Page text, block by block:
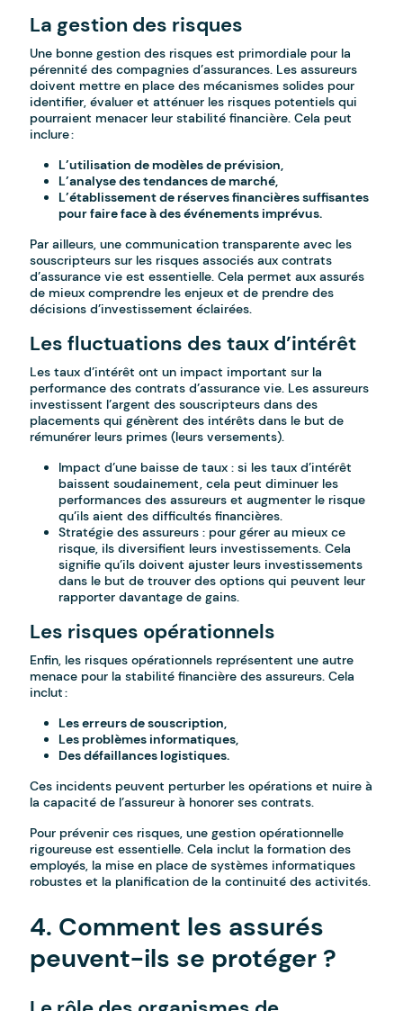
La gestion des risques
Une bonne gestion des risques est primordiale pour la
pérennité des compagnies d’assurances. Les assureurs
doivent mettre en place des mécanismes solides pour
identifier, évaluer et atténuer les risques potentiels qui
pourraient menacer leur stabilité financière. Cela peut
inclure :
L’utilisation de modèles de prévision,
L’analyse des tendances de marché,
L’établissement de réserves financières suffisantes
pour faire face à des événements imprévus.
Par ailleurs, une communication transparente avec les
souscripteurs sur les risques associés aux contrats
d’assurance vie est essentielle. Cela permet aux assurés
de mieux comprendre les enjeux et de prendre des
décisions d’investissement éclairées.
Les fluctuations des taux d’intérêt
Les taux d’intérêt ont un impact important sur la
performance des contrats d’assurance vie. Les assureurs
investissent l’argent des souscripteurs dans des
placements qui génèrent des intérêts dans le but de
rémunérer leurs primes (leurs versements).
Impact d’une baisse de taux : si les taux d’intérêt
baissent soudainement, cela peut diminuer les
performances des assureurs et augmenter le risque
qu’ils aient des difficultés financières.
Stratégie des assureurs : pour gérer au mieux ce
risque, ils diversifient leurs investissements. Cela
signifie qu’ils doivent ajuster leurs investissements
dans le but de trouver des options qui peuvent leur
rapporter davantage de gains.
Les risques opérationnels
Enfin, les risques opérationnels représentent une autre
menace pour la stabilité financière des assureurs. Cela
inclut :
Les erreurs de souscription,
Les problèmes informatiques,
Des défaillances logistiques.
Ces incidents peuvent perturber les opérations et nuire à
la capacité de l’assureur à honorer ses contrats.
Pour prévenir ces risques, une gestion opérationnelle
rigoureuse est essentielle. Cela inclut la formation des
employés, la mise en place de systèmes informatiques
robustes et la planification de la continuité des activités.
4. Comment les assurés
peuvent-ils se protéger ?